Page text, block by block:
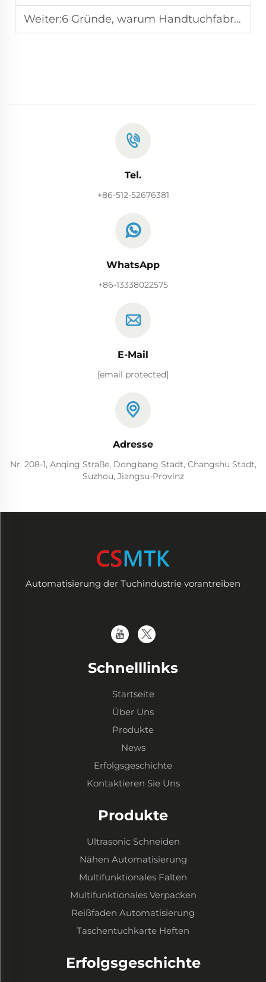
Weiter:6 Gründe, warum Handtuchfabriken unseren Stichmaschinen vertrauen
Tel.
+86-512-52676381
WhatsApp
+86-13338022575
E-Mail
[email protected]
Adresse
Nr. 208-1, Anqing Straße, Dongbang Stadt, Changshu Stadt,
Suzhou, Jiangsu-Provinz
Automatisierung der Tuchindustrie vorantreiben
Schnelllinks
Startseite
Über Uns
Produkte
News
Erfolgsgeschichte
Kontaktieren Sie Uns
Produkte
Ultrasonic Schneiden
Nähen Automatisierung
Multifunktionales Falten
Multifunktionales Verpacken
Reißfaden Automatisierung
Taschentuchkarte Heften
Erfolgsgeschichte